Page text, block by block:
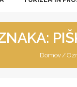
Domov /